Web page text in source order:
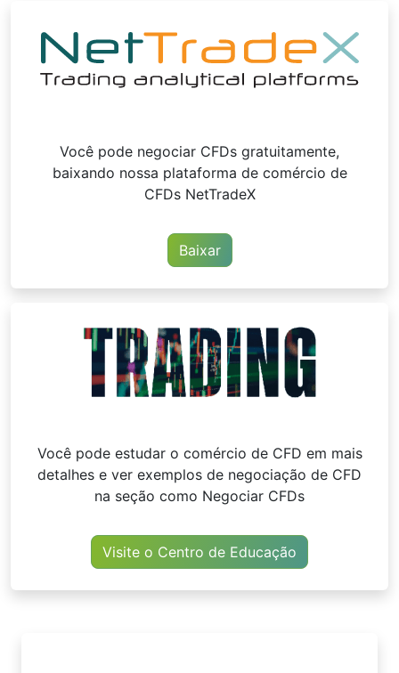
Você pode negociar CFDs gratuitamente,
baixando nossa plataforma de comércio de
CFDs NetTradeX
Baixar
Você pode estudar o comércio de CFD em mais
detalhes e ver exemplos de negociação de CFD
na seção como Negociar CFDs
Visite o Centro de Educação